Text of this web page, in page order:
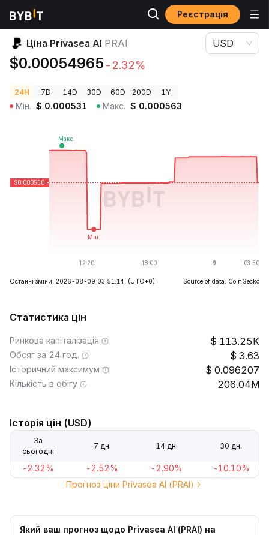
Реєстрація
Ціни криптовалют Ціна Privasea AI PRAI
Ціна Privasea AI PRAI
$0.00054965 -2.32%
USD
24H 7D 14D 30D 60D 200D 1Y
Мін. $ 0.000531 Макс. $ 0.000563
Останні зміни: 2026-08-09 03:51:14. (UTC+0) Source of data: CoinGecko
Статистика цін
Ринкова капіталізація 113.25K
Обсяг за 24 год. 3.63
Історичний максимум 0.096207
Кількість в обігу 206.04M
Історія цін (USD)
За
сьогодні
7 дн. 14 дн. 30 дн.
-2.32% -2.52% -2.90%
-10.10%
Прогноз ціни Privasea AI (PRAI)
Який ваш прогноз щодо Privasea AI (PRAI) на